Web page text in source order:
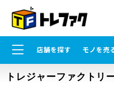
店舗を探す モノを売
トレジャーファクトリ